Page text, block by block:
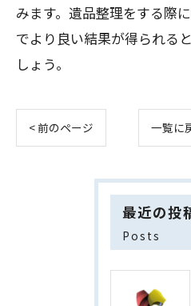
みます。遺品整理をする際
でより良い結果が得られる
しょう。
< 前のページ 一覧に
最近の投
Posts